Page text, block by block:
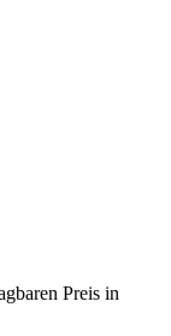
Preis in